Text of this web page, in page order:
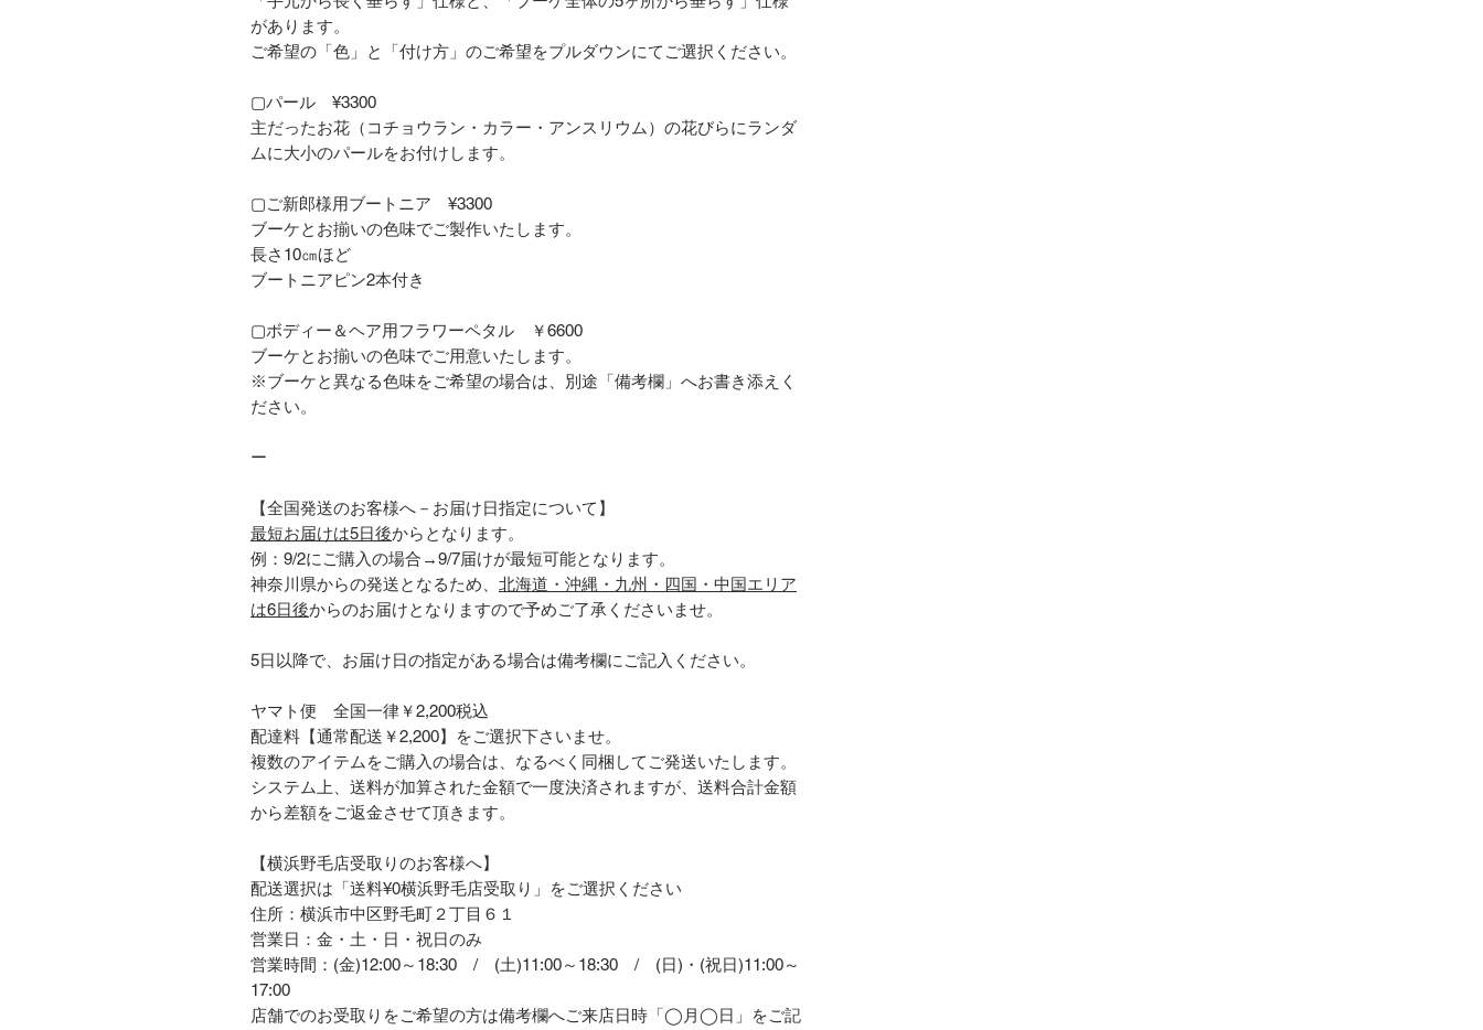
があります。
ご希望の「色」と「付け方」のご希望をプルダウンにてご選択ください。
▢パール ¥3300
主だったお花（コチョウラン・カラー・アンスリウム）の花びらにランダ
ムに大小のパールをお付けします。
▢ご新郎様用ブートニア ¥3300
ブーケとお揃いの色味でご製作いたします。
長さ10㎝ほど
ブートニアピン2本付き
▢ボディー＆ヘア用フラワーペタル ￥6600
ブーケとお揃いの色味でご用意いたします。
※ブーケと異なる色味をご希望の場合は、別途「備考欄」へお書き添えく
ださい。
ー
【全国発送のお客様へ－お届け日指定について】
最短お届けは5日後からとなります。
例：9/2にご購入の場合→9/7届けが最短可能となります。
神奈川県からの発送となるため、 北海道・沖縄・九州・四国・中国エリア
は6日後からのお届けとなりますので予めご了承くださいませ。
5日以降で、お届け日の指定がある場合は備考欄にご記入ください。
ヤマト便 全国一律￥2,200税込
配達料【通常配送￥2,200】をご選択下さいませ。
複数のアイテムをご購入の場合は、なるべく同梱してご発送いたします。
システム上、送料が加算された金額で一度決済されますが、送料合計金額
から差額をご返金させて頂きます。
【横浜野毛店受取りのお客様へ】
配送選択は「送料¥0横浜野毛店受取り」をご選択ください
住所：横浜市中区野毛町２丁目６１
営業日：金・土・日・祝日のみ
営業時間：(金)12:00～18:30 / (土)11:00～18:30 / (日)・(祝日)11:00～
17:00
店舗でのお受取りをご希望の方は備考欄へご来店日時「◯月◯日」をご記